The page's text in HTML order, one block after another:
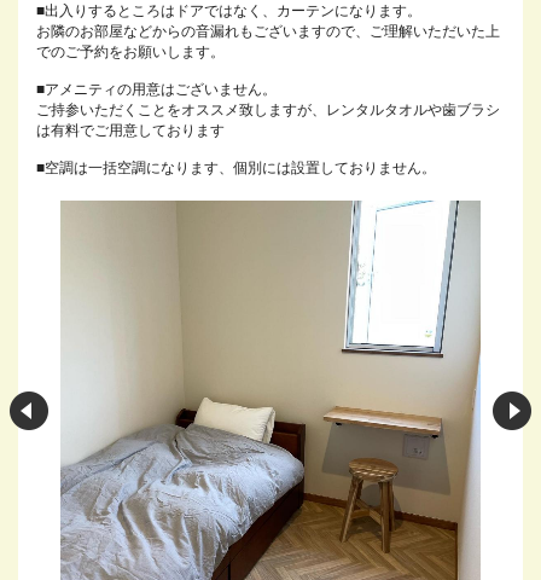
■出入りするところはドアではなく、カーテンになります。
お隣のお部屋などからの音漏れもございますので、ご理解いただいた上
でのご予約をお願いします。
■アメニティの用意はございません。
ご持参いただくことをオススメ致しますが、レンタルタオルや歯ブラシ
は有料でご用意しております
■空調は一括空調になります、個別には設置しておりません。